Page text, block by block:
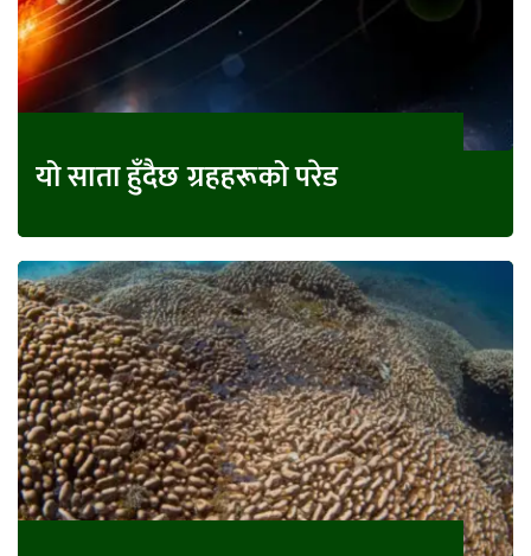
यो साता हुँदैछ ग्रहहरूको परेड